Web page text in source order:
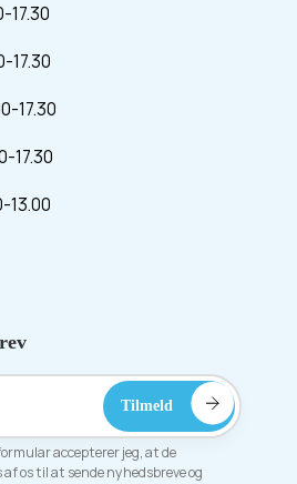
17.30
17.30
17.30
17.30
13.00
accepterer jeg, at de
os til at sende nyhedsbreve og